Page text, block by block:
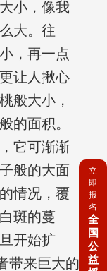
小，像我
大。往
，再一点
让人揪心
般大小，
的面积。
它可渐渐
般的大面
情况，覆
斑的蔓
开始扩
带来巨大的
立
即
报
名
全
国
公
益